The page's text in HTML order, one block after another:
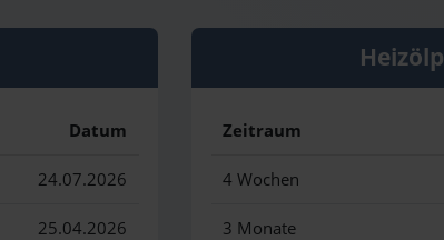
Datum
24.07.2026
25.04.2026
Zeitraum
4 Wochen
3 Monate